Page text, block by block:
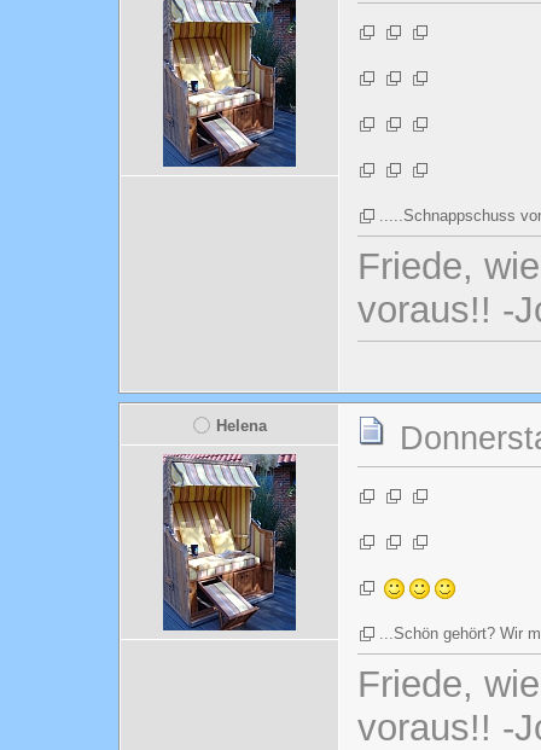
.....Schnappschuss
Friede,
voraus!! -
Helena
...Schön gehört? Wir
Friede,
voraus!! -